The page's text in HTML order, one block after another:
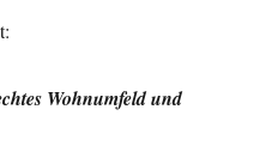
Wohnumfeld und